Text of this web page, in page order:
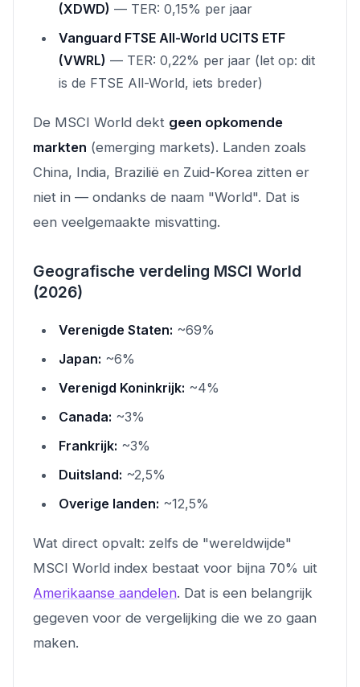
(XDWD) — TER: 0,15% per jaar
Vanguard FTSE All-World UCITS ETF
(VWRL) — TER: 0,22% per jaar (let op: dit
is de FTSE All-World, iets breder)
De MSCI World dekt geen opkomende
markten (emerging markets). Landen zoals
China, India, Brazilië en Zuid-Korea zitten er
niet in — ondanks de naam "World". Dat is
een veelgemaakte misvatting.
Geografische verdeling MSCI World
(2026)
Verenigde Staten: ~69%
Japan: ~6%
Verenigd Koninkrijk: ~4%
Canada: ~3%
Frankrijk: ~3%
Duitsland: ~2,5%
Overige landen: ~12,5%
Wat direct opvalt: zelfs de "wereldwijde"
MSCI World index bestaat voor bijna 70% uit
Amerikaanse aandelen. Dat is een belangrijk
gegeven voor de vergelijking die we zo gaan
maken.